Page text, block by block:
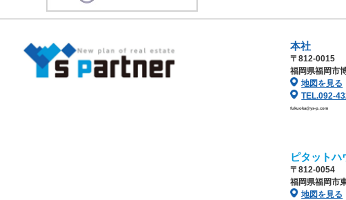
本社
〒812-0015
福岡県福岡市
地図を見る
TEL.092-
fukuoka@ys-p.com
ピタットハ
〒812-0054
福岡県福岡市
地図を見る